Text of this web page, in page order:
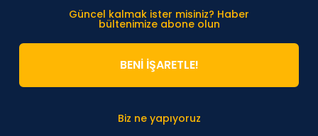
Biz ne yapıyoruz
Güncel kalmak ister misiniz? Haber
bültenimize abone olun
BENİ İŞARETLE!